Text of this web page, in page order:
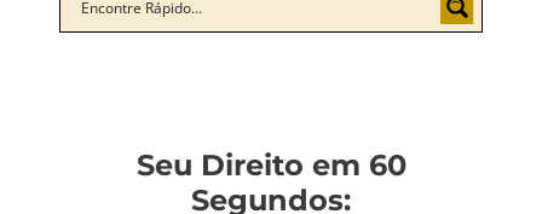
Seu Direito em 60
Segundos: